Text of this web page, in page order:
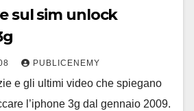
sul sim unlock
PUBLICENEMY
e gli ultimi video che spiegano
l’iphone 3g dal gennaio 2009.